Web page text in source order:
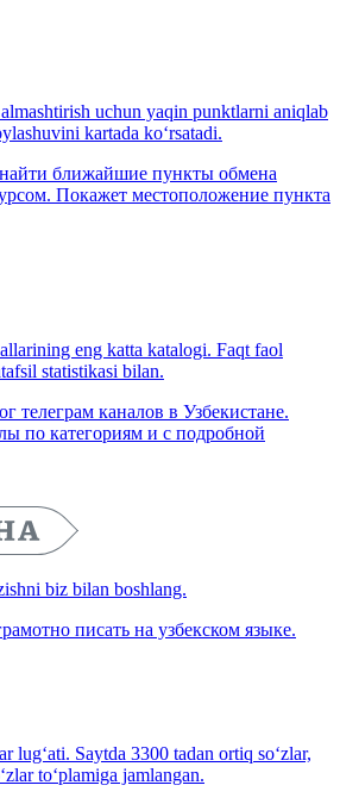
uchun yaqin punktlarni aniqlab
kartada ko‘rsatadi.
ближайшие пункты обмена
Покажет местоположение пункта
eng katta katalogi. Faqt faol
statistikasi bilan.
телеграм каналов в Узбекистане.
по категориям и с подробной
biz bilan boshlang.
писать на узбекском языке.
lug‘ati. Saytda 3300 tadan ortiq so‘zlar,
to‘plamiga jamlangan.